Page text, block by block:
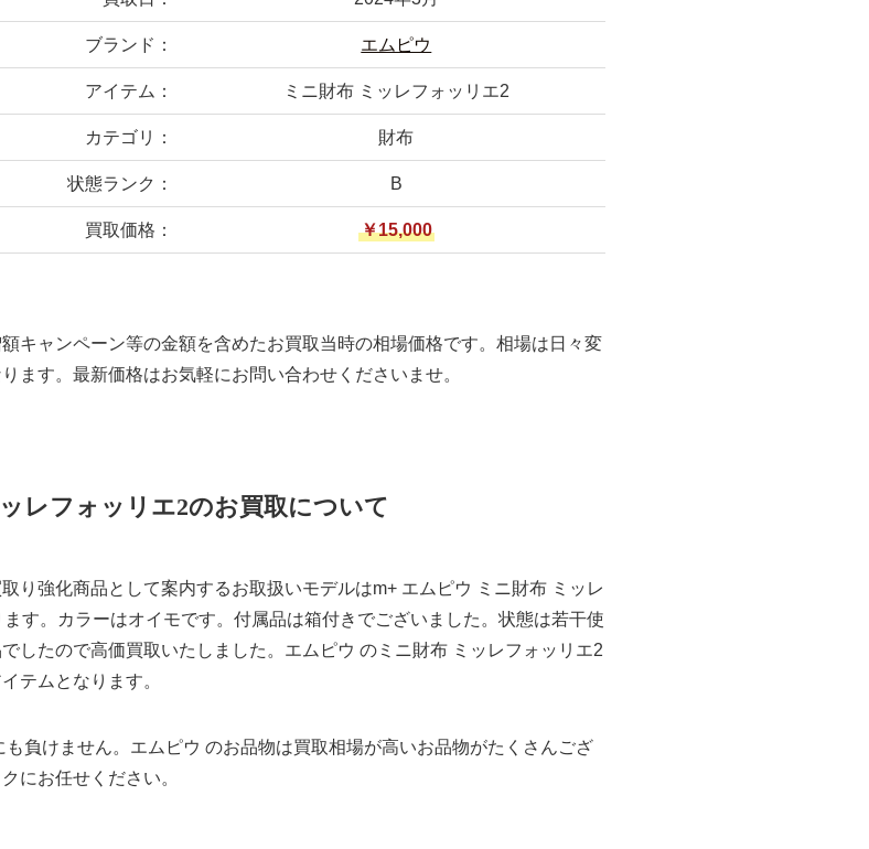
ブランド： エムピウ
アイテム： ミニ財布 ミッレフォッリエ2
カテゴリ： 財布
状態ランク： B
買取価格： ￥15,000
キャンペーン等の金額を含めたお買取当時の相場価格です。相場は日々変
ます。最新価格はお気軽にお問い合わせくださいませ。
レフォッリエ2のお買取について
り強化商品として案内するお取扱いモデルはm+ エムピウ ミニ財布 ミッレ
す。カラーはオイモです。付属品は箱付きでございました。状態は若干使
したので高価買取いたしました。エムピウ のミニ財布 ミッレフォッリエ2
テムとなります。
負けません。エムピウ のお品物は買取相場が高いお品物がたくさんござ
にお任せください。